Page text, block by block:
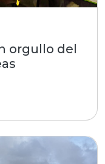
orgullo del